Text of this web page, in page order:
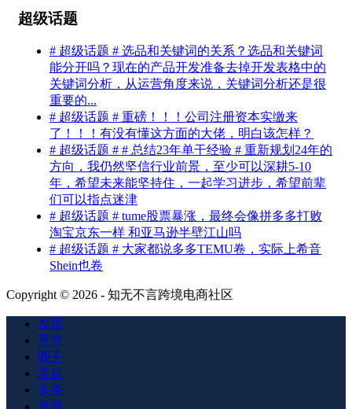
超级话题
# 超级话题 # 选品和关键词的关系？选品和关键词
能分开吗？现在的产品开发准备去掉开发表格中的
关键词分析，从运营角度来说，关键词分析还是很
重要的...
# 超级话题 # 重磅！！！公司注册资本实缴来
了！！！有没有懂这方面的大佬，明白该怎样？
# 超级话题 # # 总结23年单干经验 # 重新规划24年的
方向，我仍然坚信行业前景，至少可以深耕5-10
年，希望未来能坚持住，一起学习进步，希望前辈
们可以指点迷津
# 超级话题 # tume股票暴涨，最终会像拼多多打败
淘宝京东一样 和亚马逊半壁江山吗
# 超级话题 # 大家都说多多TEMU卷，实际上希音
Shein也卷
Copyright © 2026 - 知无不言跨境电商社区
发现
悬赏
圈子
发起
头条